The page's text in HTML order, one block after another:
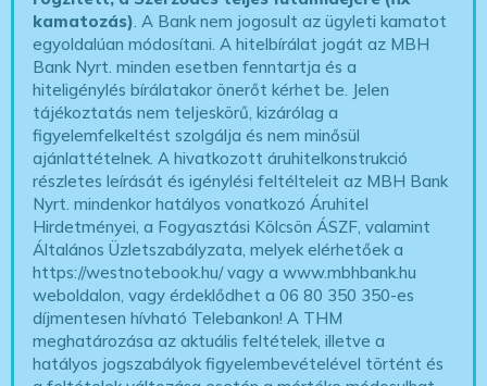
kamatozás). A Bank nem jogosult az ügyleti kamatot
egyoldalúan módosítani. A hitelbírálat jogát az MBH
Bank Nyrt. minden esetben fenntartja és a
hiteligénylés bírálatakor önerőt kérhet be. Jelen
tájékoztatás nem teljeskörű, kizárólag a
figyelemfelkeltést szolgálja és nem minősül
ajánlattételnek. A hivatkozott áruhitelkonstrukció
részletes leírását és igénylési feltélteleit az MBH Bank
Nyrt. mindenkor hatályos vonatkozó Áruhitel
Hirdetményei, a Fogyasztási Kölcsön ÁSZF, valamint
Általános Üzletszabályzata, melyek elérhetőek a
https://westnotebook.hu/vagy a www.mbhbank.hu
weboldalon, vagy érdeklődhet a 06 80 350 350-es
díjmentesen hívható Telebankon! A THM
meghatározása az aktuális feltételek, illetve a
hatályos jogszabályok figyelembevételével történt és